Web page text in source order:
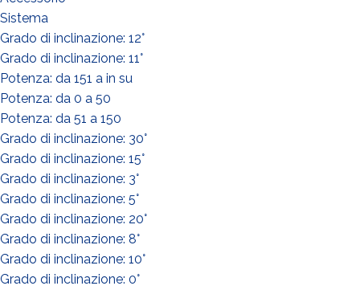
Sistema
Grado di inclinazione: 12°
Grado di inclinazione: 11°
Potenza: da 151 a in su
Potenza: da 0 a 50
Potenza: da 51 a 150
Grado di inclinazione: 30°
Grado di inclinazione: 15°
Grado di inclinazione: 3°
Grado di inclinazione: 5°
Grado di inclinazione: 20°
Grado di inclinazione: 8°
Grado di inclinazione: 10°
Grado di inclinazione: 0°